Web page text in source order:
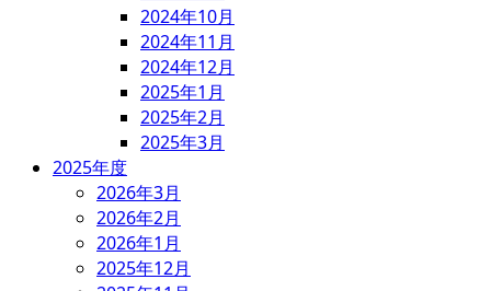
2024年10月
2024年11月
2024年12月
2025年1月
2025年2月
2025年3月
2025年度
2026年3月
2026年2月
2026年1月
2025年12月